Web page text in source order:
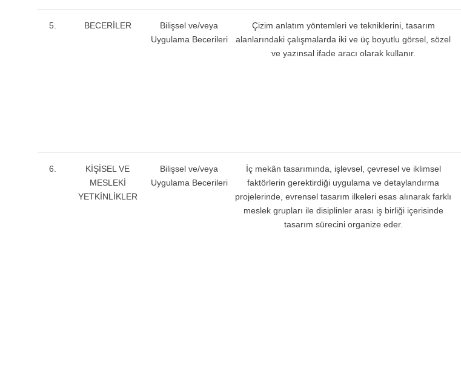
5. BECERİLER
Bilişsel ve/veya
Uygulama Becerileri
Çizim anlatım yöntemleri ve tekniklerini, tasarım
alanlarındaki çalışmalarda iki ve üç boyutlu görsel, sözel
ve yazınsal ifade aracı olarak kullanır.
6.
KİŞİSEL VE
MESLEKİ
YETKİNLİKLER
Bilişsel ve/veya
Uygulama Becerileri
İç mekân tasarımında, işlevsel, çevresel ve iklimsel
faktörlerin gerektirdiği uygulama ve detaylandırma
projelerinde, evrensel tasarım ilkeleri esas alınarak farklı
meslek grupları ile disiplinler arası iş birliği içerisinde
tasarım sürecini organize eder.